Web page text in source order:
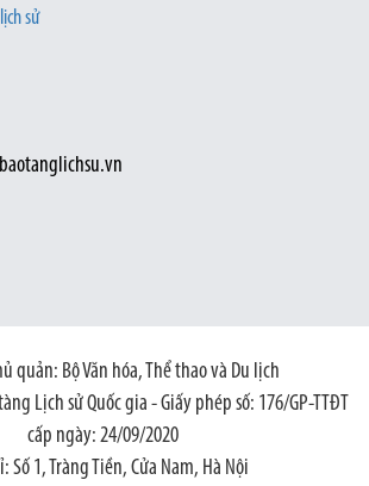
sử
quản: Bộ Văn hóa, Thể thao và Du lịch
Lịch sử Quốc gia - Giấy phép số: 176/GP-TTĐT
cấp ngày: 24/09/2020
Số 1, Tràng Tiền, Cửa Nam, Hà Nội